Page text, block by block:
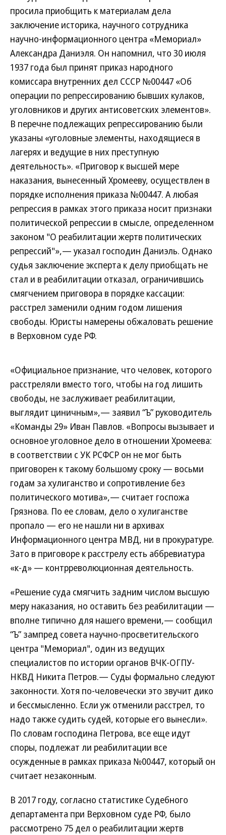
просила приобщить к материалам дела
заключение историка, научного сотрудника
научно-информационного центра «Мемориал»
Александра Даниэля. Он напомнил, что 30 июля
1937 года был принят приказ народного
комиссара внутренних дел СССР №00447 «Об
операции по репрессированию бывших кулаков,
уголовников и других антисоветских элементов».
В перечне подлежащих репрессированию были
указаны «уголовные элементы, находящиеся в
лагерях и ведущие в них преступную
деятельность». «Приговор к высшей мере
наказания, вынесенный Хромееву, осуществлен в
порядке исполнения приказа №00447. А любая
репрессия в рамках этого приказа носит признаки
политической репрессии в смысле, определенном
законом "О реабилитации жертв политических
репрессий"»,— указал господин Даниэль. Однако
судья заключение эксперта к делу приобщать не
стал и в реабилитации отказал, ограничившись
смягчением приговора в порядке кассации:
расстрел заменили одним годом лишения
свободы. Юристы намерены обжаловать решение
в Верховном суде РФ.
«Официальное признание, что человек, которого
расстреляли вместо того, чтобы на год лишить
свободы, не заслуживает реабилитации,
выглядит циничным»,— заявил “Ъ” руководитель
«Команды 29» Иван Павлов. «Вопросы вызывает и
основное уголовное дело в отношении Хромеева:
в соответствии с УК РСФСР он не мог быть
приговорен к такому большому сроку — восьми
годам за хулиганство и сопротивление без
политического мотива»,— считает госпожа
Грязнова. По ее словам, дело о хулиганстве
пропало — его не нашли ни в архивах
Информационного центра МВД, ни в прокуратуре.
Зато в приговоре к расстрелу есть аббревиатура
«к-д» — контрреволюционная деятельность.
«Решение суда смягчить задним числом высшую
меру наказания, но оставить без реабилитации —
вполне типично для нашего времени,— сообщил
“Ъ” зампред совета научно-просветительского
центра "Мемориал", один из ведущих
специалистов по истории органов ВЧК-ОГПУ-
НКВД Никита Петров.— Суды формально следуют
законности. Хотя по-человечески это звучит дико
и бессмысленно. Если уж отменили расстрел, то
надо также судить судей, которые его вынесли».
По словам господина Петрова, все еще идут
споры, подлежат ли реабилитации все
осужденные в рамках приказа №00447, который он
считает незаконным.
В 2017 году, согласно статистике Судебного
департамента при Верховном суде РФ, было
рассмотрено 75 дел о реабилитации жертв